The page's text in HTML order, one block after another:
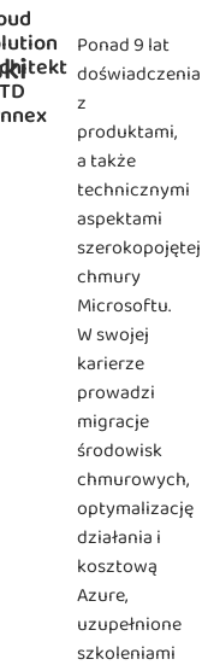
Ponad 9 lat
doświadczenia
z
produktami,
a także
technicznymi
aspektami
szerokopojętej
chmury
Microsoftu.
W swojej
karierze
prowadzi
migracje
środowisk
chmurowych,
optymalizację
działania i
kosztową
Azure,
uzupełnione
szkoleniami